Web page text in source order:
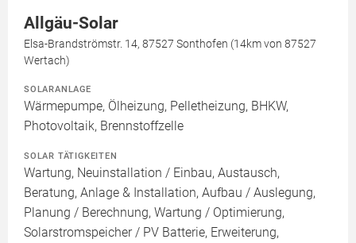
Allgäu-Solar
Elsa-Brandströmstr. 14, 87527 Sonthofen (14km von 87527
Wertach)
SOLARANLAGE
Wärmepumpe, Ölheizung, Pelletheizung, BHKW,
Photovoltaik, Brennstoffzelle
SOLAR TÄTIGKEITEN
Wartung, Neuinstallation / Einbau, Austausch,
Beratung, Anlage & Installation, Aufbau / Auslegung,
Planung / Berechnung, Wartung / Optimierung,
Solarstromspeicher / PV Batterie, Erweiterung,